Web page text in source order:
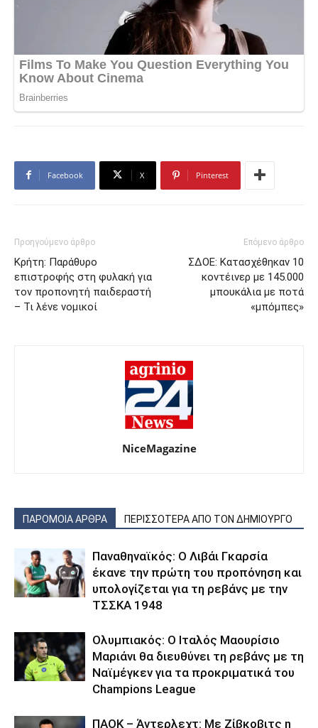
Facebook X Pinterest
Προηγούμενο άρθρο
Κρήτη: Παράθυρο
επιστροφής στη φυλακή για
τον προπονητή παιδεραστή
– Τι λένε νομικοί
Επόμενο άρθρο
ΣΔΟΕ: Κατασχέθηκαν 10
κοντέινερ με 145.000
μπουκάλια με ποτά
«μπόμπες»
NiceMagazine
ΠΑΡΟΜΟΙΑ ΑΡΘΡΑ ΠΕΡΙΣΣΟΤΕΡΑ ΑΠΟ ΤΟΝ ΔΗΜΙΟΥΡΓΟ
Παναθηναϊκός: Ο Λιβάι Γκαρσία
έκανε την πρώτη του προπόνηση και
υπολογίζεται για τη ρεβάνς με την
ΤΣΣΚΑ 1948
Ολυμπιακός: Ο Ιταλός Μαουρίσιο
Μαριάνι θα διευθύνει τη ρεβάνς με τη
Ναϊμέγκεν για τα προκριματικά του
Champions League
ΠΑΟΚ – Άντερλεχτ: Με Ζίβκοβιτς η